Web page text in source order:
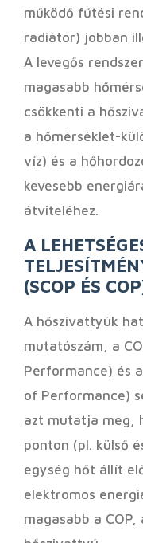
működő fűtési
radiátor) jobban
A levegős
magasabb
csökkenti a
a hőmérséklet-
víz) és a
kevesebb
átviteléhez.
A
(SCOP ÉS
A hőszivattyúk
mutatószám, a
Performance) és
of Performance)
azt mutatja meg,
ponton (pl. külső
egység hőt állít
elektromos
magasabb a